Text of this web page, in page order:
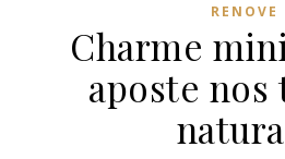
RENOVE
Charme
aposte nos